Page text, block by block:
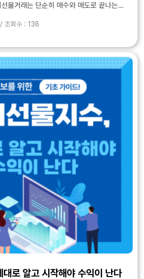
물거래는 단순히 매수와 매도로 끝나는
제대로 이해하지 못하면..
회수 : 138
대로 알고 시작해야 수익이 난다